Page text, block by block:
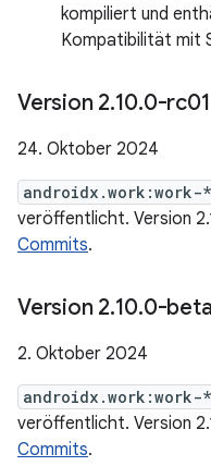
kompiliert und
Kompatibilität mit
Version 2.10.0-rc01
24. Oktober 2024
veröffentlicht. Version
Commits.
Version 2.10.0-
2. Oktober 2024
androidx.work:work-
veröffentlicht. Version
Commits.